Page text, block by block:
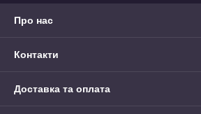
Про нас
Контакти
Доставка та оплата